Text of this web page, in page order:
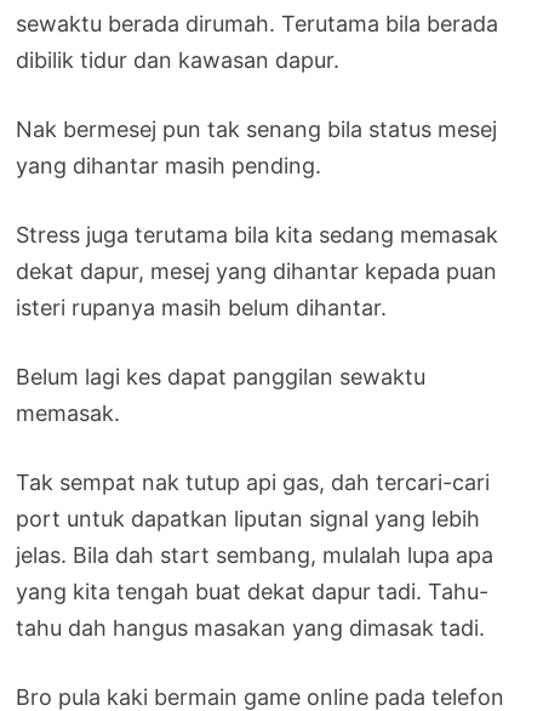
sewaktu berada dirumah. Terutama bila berada
dibilik tidur dan kawasan dapur.
Nak bermesej pun tak senang bila status mesej
yang dihantar masih pending.
Stress juga terutama bila kita sedang memasak
dekat dapur, mesej yang dihantar kepada puan
isteri rupanya masih belum dihantar.
Belum lagi kes dapat panggilan sewaktu
memasak.
Tak sempat nak tutup api gas, dah tercari-cari
port untuk dapatkan liputan signal yang lebih
jelas. Bila dah start sembang, mulalah lupa apa
yang kita tengah buat dekat dapur tadi. Tahu-
tahu dah hangus masakan yang dimasak tadi.
Bro pula kaki bermain game online pada telefon